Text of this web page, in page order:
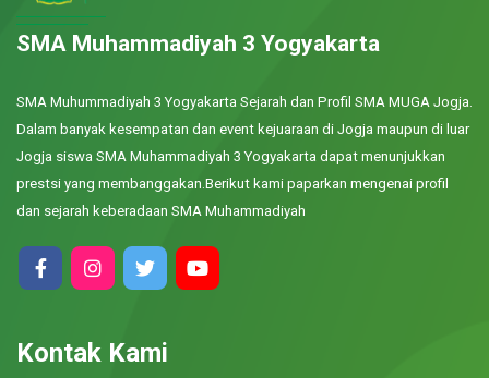
SMA Muhammadiyah 3 Yogyakarta
SMA Muhummadiyah 3 Yogyakarta Sejarah dan Profil SMA MUGA Jogja.
Dalam banyak kesempatan dan event kejuaraan di Jogja maupun di luar
Jogja siswa SMA Muhammadiyah 3 Yogyakarta dapat menunjukkan
prestsi yang membanggakan.Berikut kami paparkan mengenai profil
dan sejarah keberadaan SMA Muhammadiyah
Kontak Kami